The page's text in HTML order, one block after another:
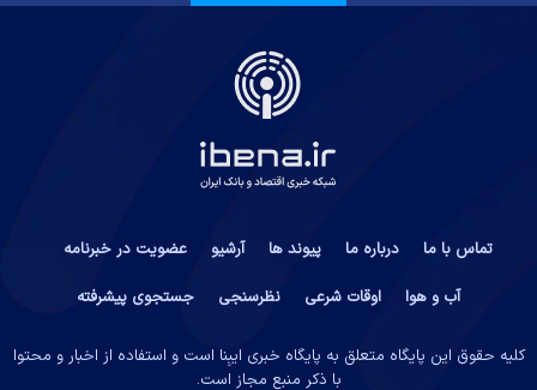
تماس با ما درباره ما پیوند ها آرشیو
عضویت در خبرنامه
آب و هوا
اوقات شرعی نظرسنجی جستجوی پیشرفته
کلیه حقوق این پایگاه متعلق به پایگاه خبری ایبِنا است و استفاده از اخبار و محتوا
با ذکر منبع مجاز است.